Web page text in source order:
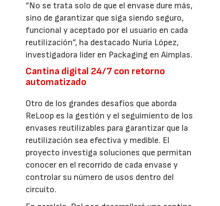
“No se trata solo de que el envase dure más,
sino de garantizar que siga siendo seguro,
funcional y aceptado por el usuario en cada
reutilización”, ha destacado Nuria López,
investigadora líder en Packaging en Aimplas.
Cantina digital 24/7 con retorno
automatizado
Otro de los grandes desafíos que aborda
ReLoop es la gestión y el seguimiento de los
envases reutilizables para garantizar que la
reutilización sea efectiva y medible. El
proyecto investiga soluciones que permitan
conocer en el recorrido de cada envase y
controlar su número de usos dentro del
circuito.